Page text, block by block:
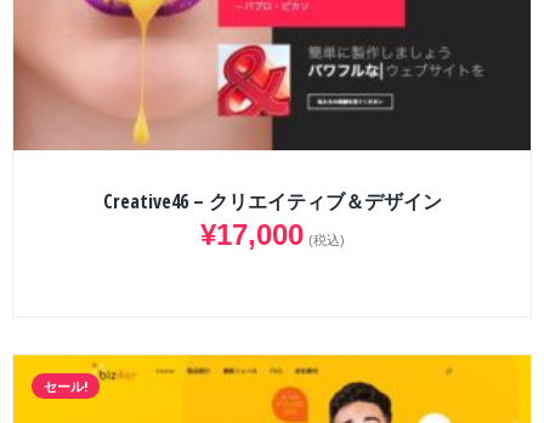
Creative46 – クリエイティブ＆デザイン
¥17,000 (税込)
セール!